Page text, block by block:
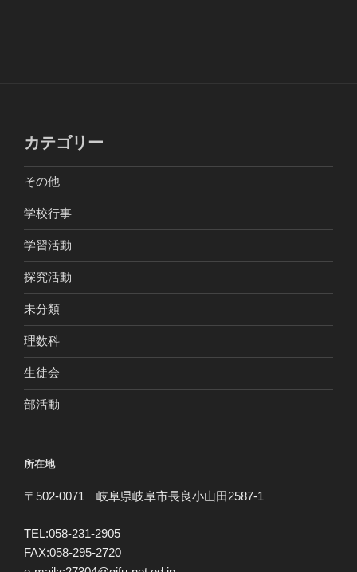
カテゴリー
その他
学校行事
学習活動
探究活動
未分類
理数科
生徒会
部活動
所在地
〒502-0071 岐阜県岐阜市長良小山田2587-1
TEL:058-231-2905
FAX:058-295-2720